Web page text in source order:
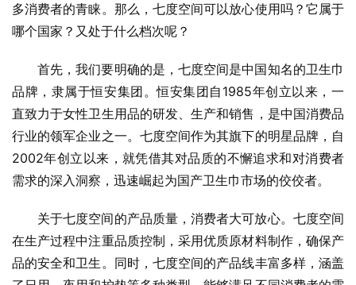
多消费者的青睐。那么，七度空间可以放心使用吗？它属于
哪个国家？又处于什么档次呢？
首先，我们要明确的是，七度空间是中国知名的卫生巾
品牌，隶属于恒安集团。恒安集团自1985年创立以来，一
直致力于女性卫生用品的研发、生产和销售，是中国消费品
行业的领军企业之一。七度空间作为其旗下的明星品牌，自
2002年创立以来，就凭借其对品质的不懈追求和对消费者
需求的深入洞察，迅速崛起为国产卫生巾市场的佼佼者。
关于七度空间的产品质量，消费者大可放心。七度空间
在生产过程中注重品质控制，采用优质原材料制作，确保产
品的安全和卫生。同时，七度空间的产品线丰富多样，涵盖